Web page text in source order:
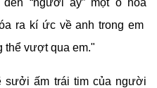
ra kí ức về anh trong em
thể vượt qua em."
sưởi ấm trái tim của người